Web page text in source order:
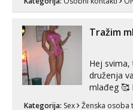
Tražim
Hej
druženja
mlađeg 🥰 Klikni na link ispod i nadji me
Kategorija: Sex Ženska osoba